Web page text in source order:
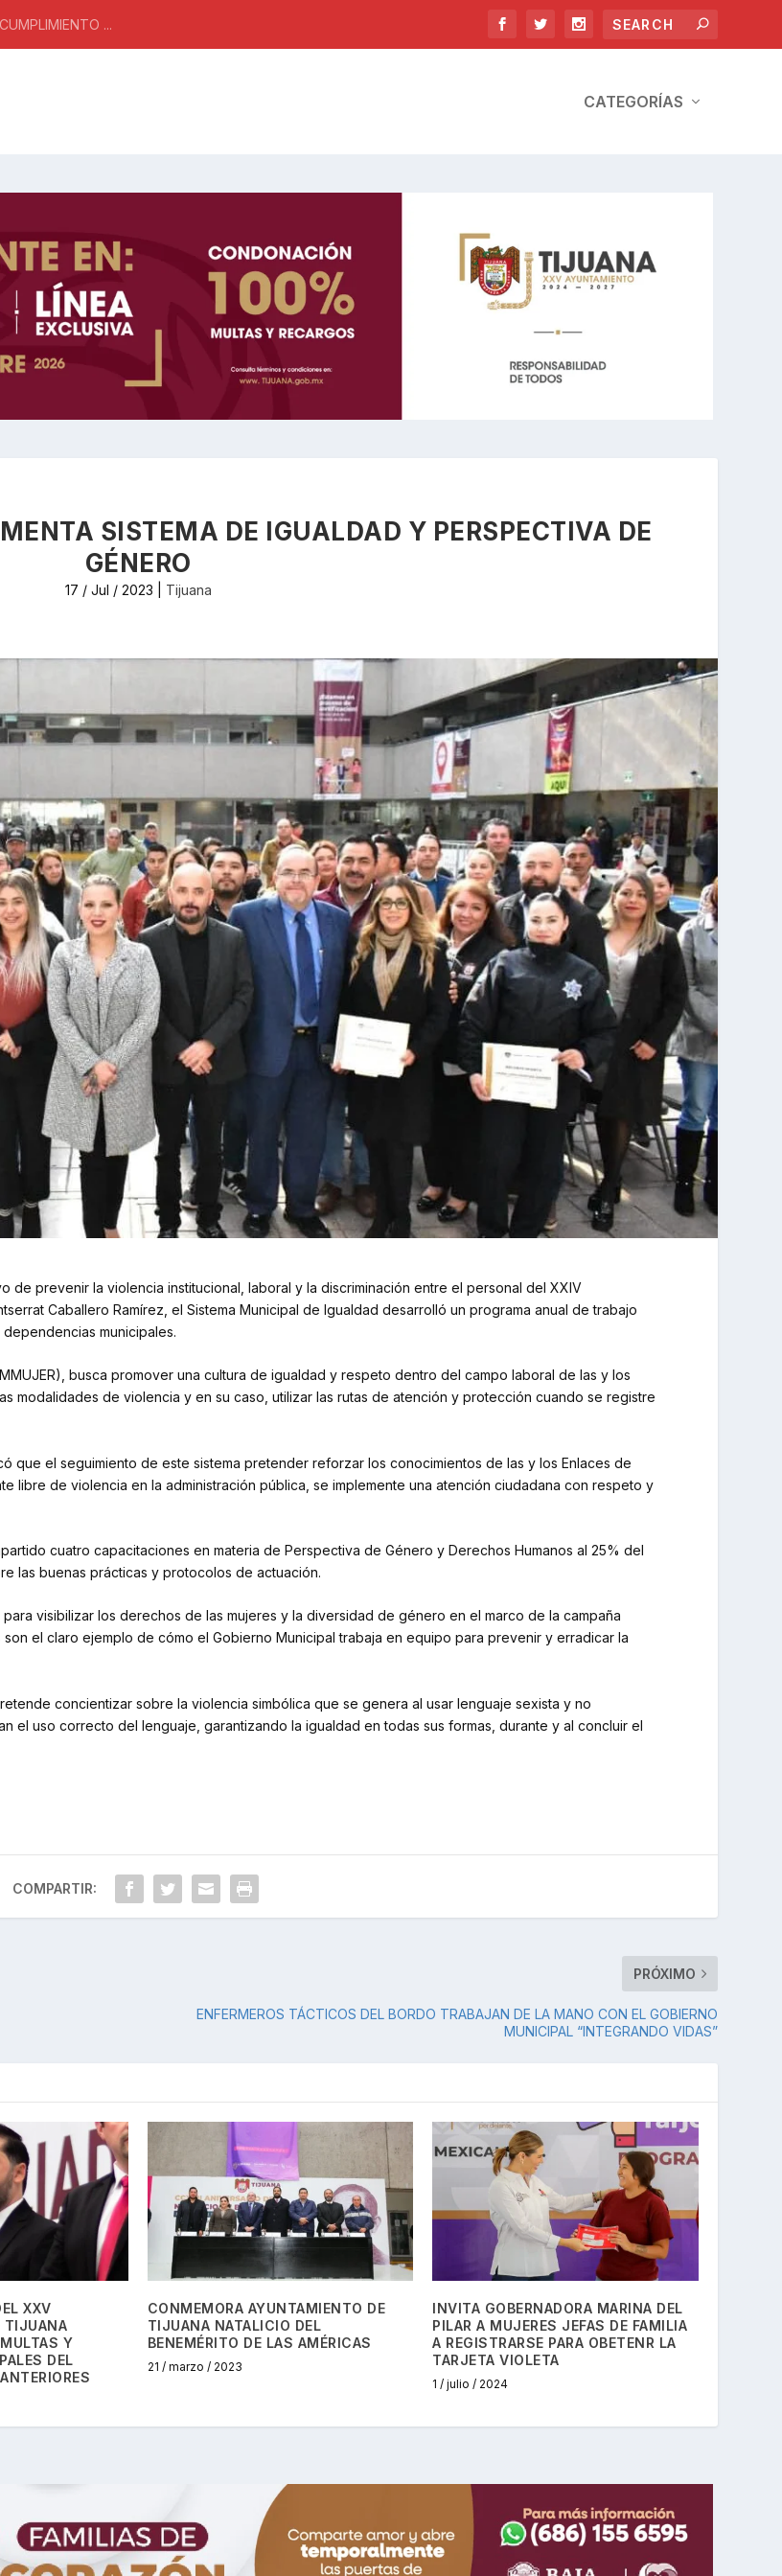
...
CATEGORÍAS
SISTEMA DE IGUALDAD Y PERSPECTIVA DE
GÉNERO
17 / Jul / 2023 Tijuana
de prevenir la violencia institucional, laboral y la discriminación entre el personal del XXIV
Caballero Ramírez, el Sistema Municipal de Igualdad desarrolló un programa anual de trabajo
municipales.
busca promover una cultura de igualdad y respeto dentro del campo laboral de las y los
modalidades de violencia y en su caso, utilizar las rutas de atención y protección cuando se registre
que el seguimiento de este sistema pretender reforzar los conocimientos de las y los Enlaces de
libre de violencia en la administración pública, se implemente una atención ciudadana con respeto y
cuatro capacitaciones en materia de Perspectiva de Género y Derechos Humanos al 25% del
las buenas prácticas y protocolos de actuación.
visibilizar los derechos de las mujeres y la diversidad de género en el marco de la campaña
son el claro ejemplo de cómo el Gobierno Municipal trabaja en equipo para prevenir y erradicar la
concientizar sobre la violencia simbólica que se genera al usar lenguaje sexista y no
el uso correcto del lenguaje, garantizando la igualdad en todas sus formas, durante y al concluir el
COMPARTIR:
PRÓXIMO
ENFERMEROS TÁCTICOS DEL BORDO TRABAJAN DE LA MANO CON EL GOBIERNO
MUNICIPAL “INTEGRANDO VIDAS”
XXV
TIJUANA
Y
DEL
CONMEMORA AYUNTAMIENTO DE
TIJUANA NATALICIO DEL
BENEMÉRITO DE LAS AMÉRICAS
21 / marzo / 2023
INVITA GOBERNADORA MARINA DEL
PILAR A MUJERES JEFAS DE FAMILIA
A REGISTRARSE PARA OBETENR LA
TARJETA VIOLETA
1 / julio / 2024